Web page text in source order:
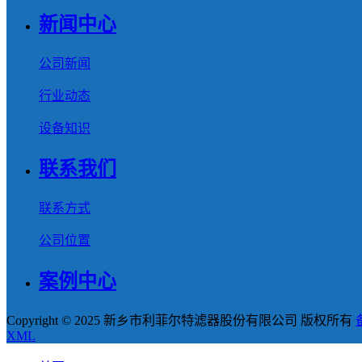
新闻中心
公司新闻
行业动态
设备知识
联系我们
联系方式
公司位置
案例中心
Copyright © 2025 新乡市利菲尔特滤器股份有限公司 版权所有
XML